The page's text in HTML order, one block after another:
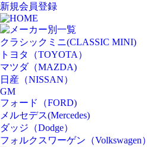
新規会員登録
HOME
メーカー別一覧
クラシックミニ(CLASSIC MINI)
トヨタ（TOYOTA）
マツダ（MAZDA)
日産（NISSAN）
GM
フォード（FORD)
メルセデス(Mercedes)
ダッジ（Dodge）
フォルクスワーゲン（Volkswagen）